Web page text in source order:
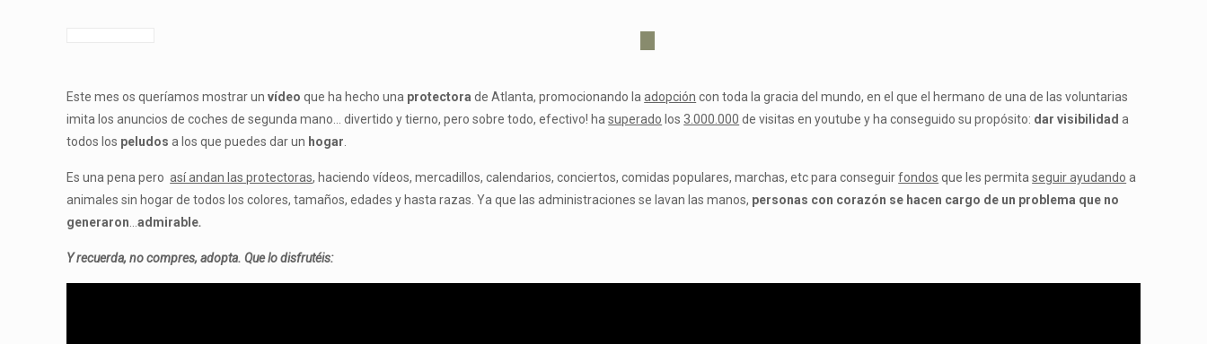
Este mes os queríamos mostrar unvídeo que ha hecho una protectora de Atlanta, promocionando laadopción con toda la gracia del mundo, en el que el hermano de una de las voluntarias
imita los anuncios de coches de segunda mano… divertido y tierno, pero sobre todo, efectivo! hasuperado los3.000.000 de visitas en youtube y ha conseguido su propósito: dar visibilidad a
todos los peludos a los que puedes dar un hogar
Es una pena peroasí andan las protectoras, haciendo vídeos, mercadillos, calendarios, conciertos, comidas populares, marchas, etc para conseguirfondos que les permitaseguir ayudando a
animales sin hogar de todos los colores, tamaños, edades y hasta razas. Ya que las administraciones se lavan las manos, personas con corazón se hacen cargo de un problema que no
generaron …admirable.
Y recuerda, no compres, adopta. Que lo disfrutéis: